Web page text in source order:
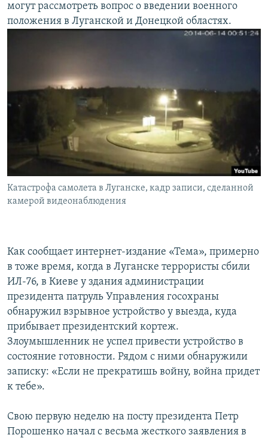
могут рассмотреть вопрос о введении военного
положения в Луганской и Донецкой областях.
Катастрофа самолета в Луганске, кадр записи, сделанной
камерой видеонаблюдения
Как сообщает интернет-издание «Тема», примерно
в тоже время, когда в Луганске террористы сбили
ИЛ-76, в Киеве у здания администрации
президента патруль Управления госохраны
обнаружил взрывное устройство у выезда, куда
прибывает президентский кортеж.
Злоумышленник не успел привести устройство в
состояние готовности. Рядом с ними обнаружили
записку: «Если не прекратишь войну, война придет
к тебе».
Свою первую неделю на посту президента Петр
Порошенко начал с весьма жесткого заявления в